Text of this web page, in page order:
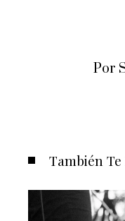
Por
También